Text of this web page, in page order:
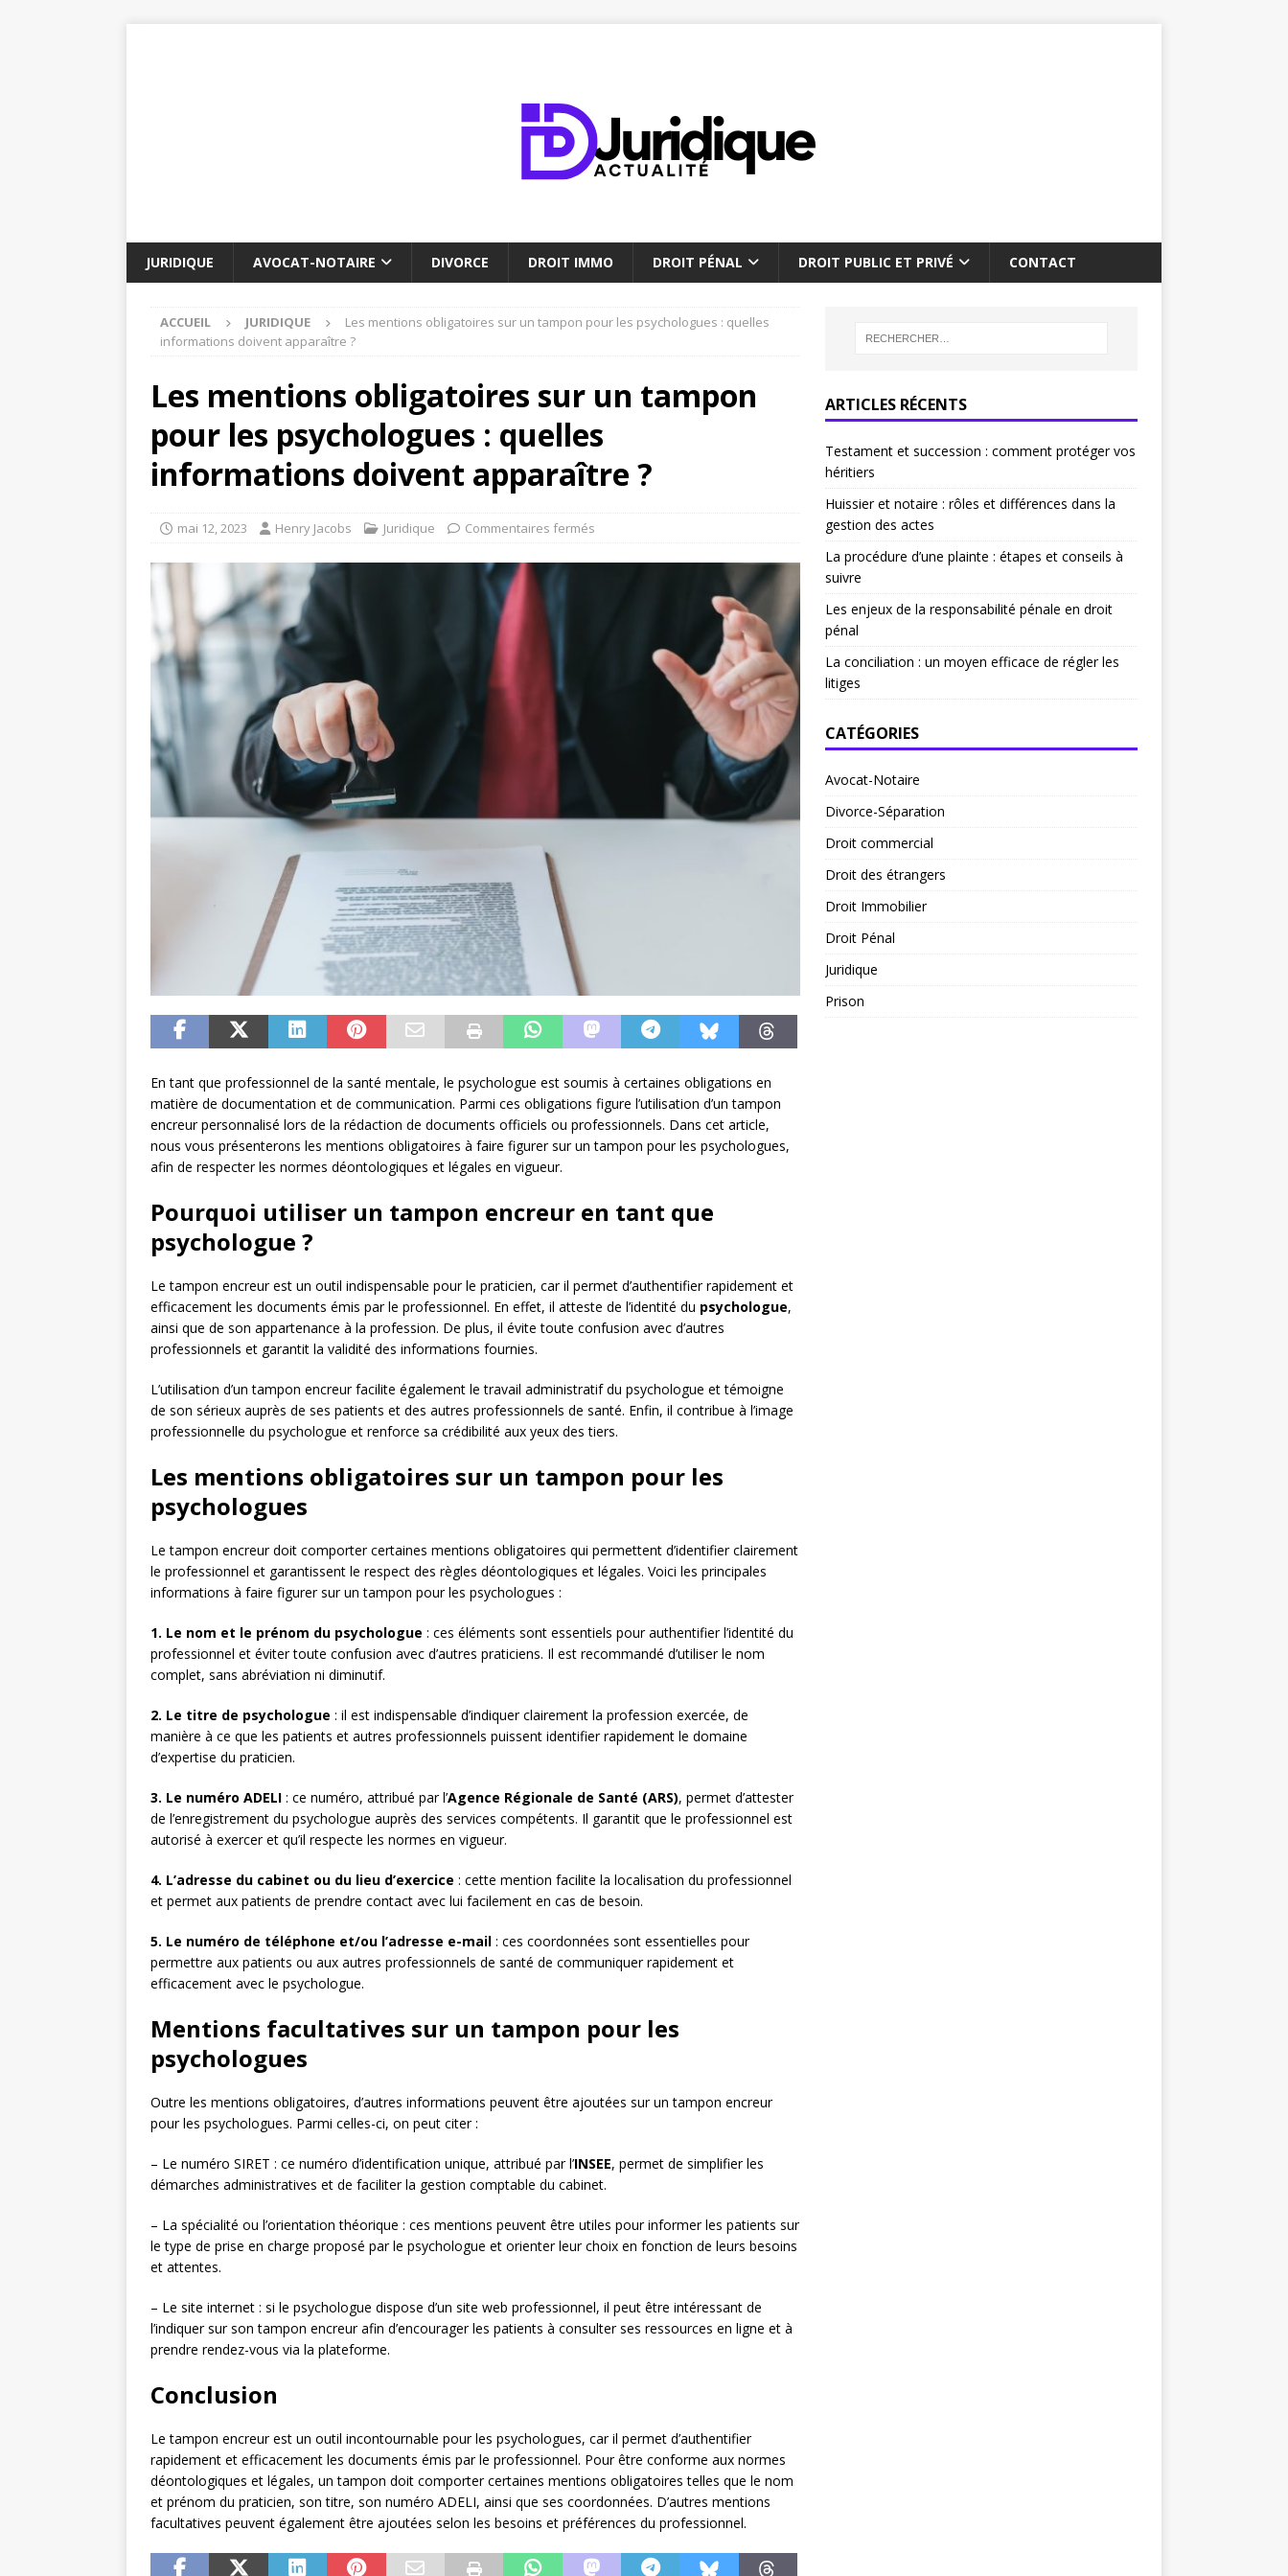
JURIDIQUE AVOCAT-NOTAIRE DIVORCE DROIT IMMO DROIT PÉNAL DROIT PUBLIC ET PRIVÉ CONTACT
ACCUEIL JURIDIQUE
Les mentions obligatoires sur un tampon pour les psychologues : quelles
informations doivent apparaître ?
Les mentions obligatoires sur un tampon
pour les psychologues : quelles
informations doivent apparaître ?
mai 12, 2023 Henry Jacobs Juridique Commentaires fermés
En tant que professionnel de la santé mentale, le psychologue est soumis à certaines obligations en
matière de documentation et de communication. Parmi ces obligations figure l’utilisation d’un tampon
encreur personnalisé lors de la rédaction de documents officiels ou professionnels. Dans cet article,
nous vous présenterons les mentions obligatoires à faire figurer sur un tampon pour les psychologues,
afin de respecter les normes déontologiques et légales en vigueur.
Pourquoi utiliser un tampon encreur en tant que
psychologue ?
Le tampon encreur est un outil indispensable pour le praticien, car il permet d’authentifier rapidement et
efficacement les documents émis par le professionnel. En effet, il atteste de l’identité du psychologue,
ainsi que de son appartenance à la profession. De plus, il évite toute confusion avec d’autres
professionnels et garantit la validité des informations fournies.
L’utilisation d’un tampon encreur facilite également le travail administratif du psychologue et témoigne
de son sérieux auprès de ses patients et des autres professionnels de santé. Enfin, il contribue à l’image
professionnelle du psychologue et renforce sa crédibilité aux yeux des tiers.
Les mentions obligatoires sur un tampon pour les
psychologues
Le tampon encreur doit comporter certaines mentions obligatoires qui permettent d’identifier clairement
le professionnel et garantissent le respect des règles déontologiques et légales. Voici les principales
informations à faire figurer sur un tampon pour les psychologues :
1. Le nom et le prénom du psychologue : ces éléments sont essentiels pour authentifier l’identité du
professionnel et éviter toute confusion avec d’autres praticiens. Il est recommandé d’utiliser le nom
complet, sans abréviation ni diminutif.
2. Le titre de psychologue : il est indispensable d’indiquer clairement la profession exercée, de
manière à ce que les patients et autres professionnels puissent identifier rapidement le domaine
d’expertise du praticien.
3. Le numéro ADELI : ce numéro, attribué par l’Agence Régionale de Santé (ARS), permet d’attester
de l’enregistrement du psychologue auprès des services compétents. Il garantit que le professionnel est
autorisé à exercer et qu’il respecte les normes en vigueur.
4. L’adresse du cabinet ou du lieu d’exercice : cette mention facilite la localisation du professionnel
et permet aux patients de prendre contact avec lui facilement en cas de besoin.
5. Le numéro de téléphone et/ou l’adresse e-mail : ces coordonnées sont essentielles pour
permettre aux patients ou aux autres professionnels de santé de communiquer rapidement et
efficacement avec le psychologue.
Mentions facultatives sur un tampon pour les
psychologues
Outre les mentions obligatoires, d’autres informations peuvent être ajoutées sur un tampon encreur
pour les psychologues. Parmi celles-ci, on peut citer :
– Le numéro SIRET : ce numéro d’identification unique, attribué par l’INSEE, permet de simplifier les
démarches administratives et de faciliter la gestion comptable du cabinet.
– La spécialité ou l’orientation théorique : ces mentions peuvent être utiles pour informer les patients sur
le type de prise en charge proposé par le psychologue et orienter leur choix en fonction de leurs besoins
et attentes.
– Le site internet : si le psychologue dispose d’un site web professionnel, il peut être intéressant de
l’indiquer sur son tampon encreur afin d’encourager les patients à consulter ses ressources en ligne et à
prendre rendez-vous via la plateforme.
Conclusion
Le tampon encreur est un outil incontournable pour les psychologues, car il permet d’authentifier
rapidement et efficacement les documents émis par le professionnel. Pour être conforme aux normes
déontologiques et légales, un tampon doit comporter certaines mentions obligatoires telles que le nom
et prénom du praticien, son titre, son numéro ADELI, ainsi que ses coordonnées. D’autres mentions
facultatives peuvent également être ajoutées selon les besoins et préférences du professionnel.
ARTICLES RÉCENTS
Testament et succession : comment protéger vos
héritiers
Huissier et notaire : rôles et différences dans la
gestion des actes
La procédure d’une plainte : étapes et conseils à
suivre
Les enjeux de la responsabilité pénale en droit
pénal
La conciliation : un moyen efficace de régler les
litiges
CATÉGORIES
Avocat-Notaire
Divorce-Séparation
Droit commercial
Droit des étrangers
Droit Immobilier
Droit Pénal
Juridique
Prison